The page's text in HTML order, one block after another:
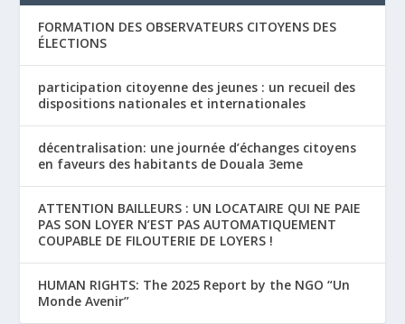
FORMATION DES OBSERVATEURS CITOYENS DES
ÉLECTIONS
participation citoyenne des jeunes : un recueil des
dispositions nationales et internationales
décentralisation: une journée d’échanges citoyens
en faveurs des habitants de Douala 3eme
ATTENTION BAILLEURS : UN LOCATAIRE QUI NE PAIE
PAS SON LOYER N’EST PAS AUTOMATIQUEMENT
COUPABLE DE FILOUTERIE DE LOYERS !
HUMAN RIGHTS: The 2025 Report by the NGO “Un
Monde Avenir”